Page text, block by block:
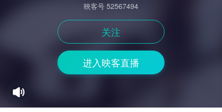
映客号 52567494
关注
进入映客直播